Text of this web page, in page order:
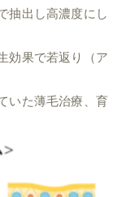
抽出し高濃度にし
効果で若返り（ア
いた薄毛治療、育